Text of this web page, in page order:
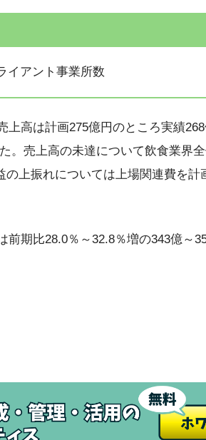
イアント事業所数
上高は計画275億円のところ実績
。売上高の未達について飲食業界
上振れについては上場関連費を
期比28.0％～32.8％増の343億～